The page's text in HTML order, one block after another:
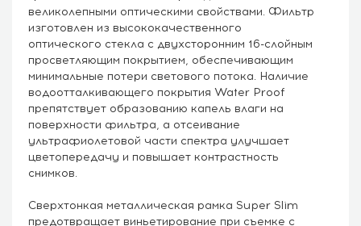
великолепными оптическими свойствами. Фильтр
изготовлен из высококачественного
оптического стекла с двухсторонним 16-слойным
просветляющим покрытием, обеспечивающим
минимальные потери светового потока. Наличие
водоотталкивающего покрытия Water Proof
препятствует образованию капель влаги на
поверхности фильтра, а отсеивание
ультрафиолетовой части спектра улучшает
цветопередачу и повышает контрастность
снимков.
Сверхтонкая металлическая рамка Super Slim
предотвращает виньетирование при съемке с